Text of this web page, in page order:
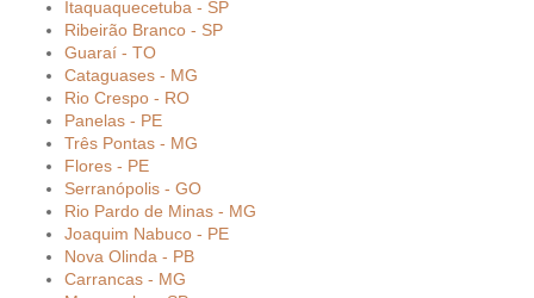
Itaquaquecetuba - SP
Ribeirão Branco - SP
Guaraí - TO
Cataguases - MG
Rio Crespo - RO
Panelas - PE
Três Pontas - MG
Flores - PE
Serranópolis - GO
Rio Pardo de Minas - MG
Joaquim Nabuco - PE
Nova Olinda - PB
Carrancas - MG